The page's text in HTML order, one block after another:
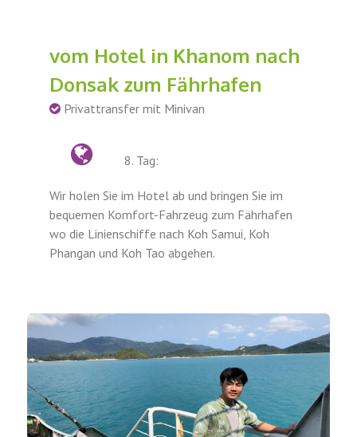
vom Hotel in Khanom nach
Donsak zum Fährhafen
Privattransfer mit Minivan
8. Tag:
Wir holen Sie im Hotel ab und bringen Sie im
bequemen Komfort-Fahrzeug zum Fährhafen
wo die Linienschiffe nach Koh Samui, Koh
Phangan und Koh Tao abgehen.